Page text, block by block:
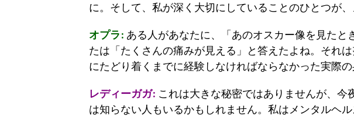
に。そして、私が深く大切にしていることのひとつが、
オプラ: ある人があなたに、「あのオスカー像を見たと
たは「たくさんの痛みが見える」と答えたよね。それ
にたどり着くまでに経験しなければならなかった実際
レディーガガ: これは大きな秘密ではありませんが、
は知らない人もいるかもしれません。私はメンタルヘ